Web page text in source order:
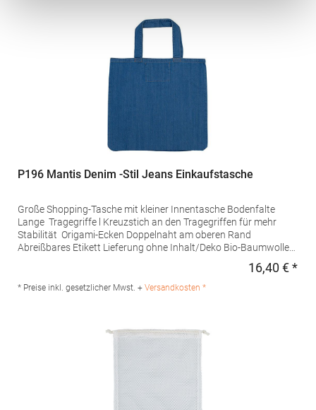
P196 Mantis Denim -Stil Jeans Einkaufstasche
Große Shopping-Tasche mit kleiner Innentasche Bodenfalte
Lange Tragegriffe l Kreuzstich an den Tragegriffen für mehr
Stabilität Origami-Ecken Doppelnaht am oberen Rand
Abreißbares Etikett Lieferung ohne Inhalt/Deko Bio-Baumwolle
erlaubtMaterialzusammensetzung: 100% BaumwolleAngaben
zur Produktsicherheit: Herst.-Nr.: M196Hersteller: Mantis World
16,40 € *
* Preise inkl. gesetzlicher Mwst. + Versandkosten *